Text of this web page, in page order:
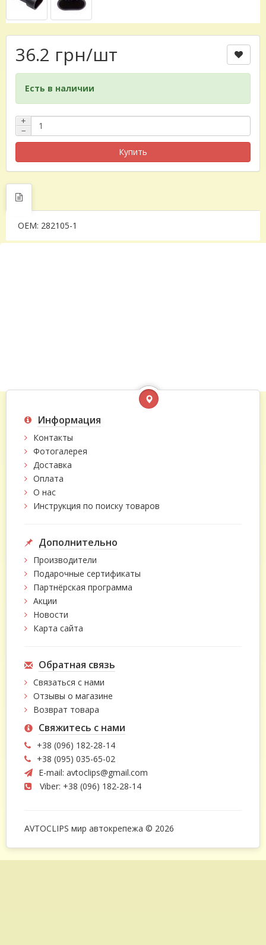
36.2 грн/шт
Есть в наличии
+
−
Купить
OEM: 282105-1
Информация
Контакты
Фотогалерея
Доставка
Оплата
О нас
Инструкция по поиску товаров
Дополнительно
Производители
Подарочные сертификаты
Партнёрская программа
Акции
Новости
Карта сайта
Обратная связь
Связаться с нами
Отзывы о магазине
Возврат товара
Свяжитесь с нами
+38 (096) 182-28-14
+38 (095) 035-65-02
E-mail: avtoclips@gmail.com
Viber: +38 (096) 182-28-14
AVTOCLIPS мир автокрепежа © 2026